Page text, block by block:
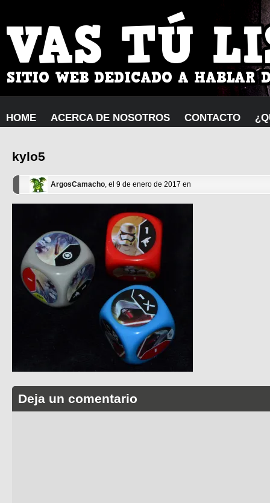
HOME ACERCA DE NOSOTROS CONTACTO
kylo5
ArgosCamacho, el 9 de enero de 2017 en
Deja un comentario